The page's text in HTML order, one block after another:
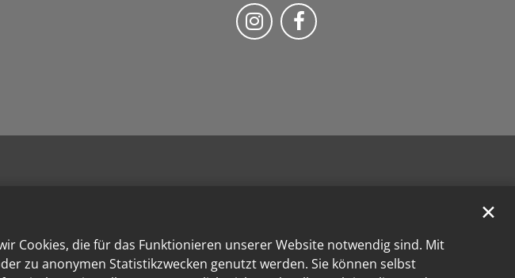
Cookies, die für das Funktionieren unserer Website notwendig sind. Mit
zu anonymen Statistikzwecken genutzt werden. Sie können selbst
✕
Wir auf Instragram
Wir auf Facebook